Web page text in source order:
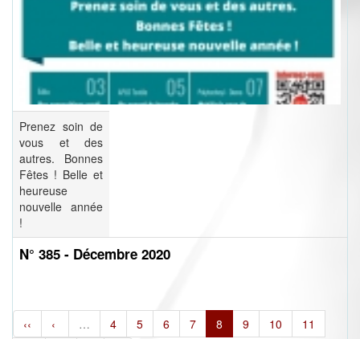
Prenez soin de
vous et des
autres. Bonnes
Fêtes ! Belle et
heureuse
nouvelle année
!
N° 385 - Décembre 2020
‹‹ ‹ … 4 5 6 7 8 9 10 11